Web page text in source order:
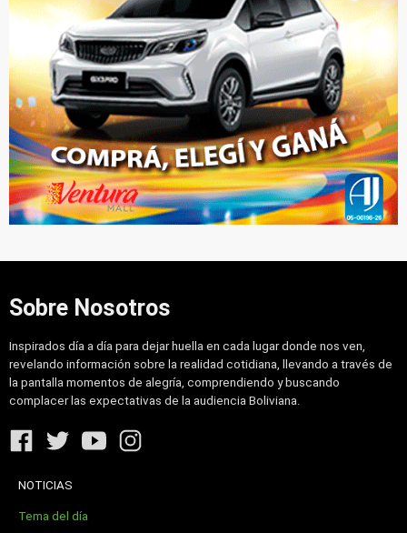
Sobre Nosotros
Inspirados día a día para dejar huella en cada lugar donde nos ven,
revelando información sobre la realidad cotidiana, llevando a través de
la pantalla momentos de alegría, comprendiendo y buscando
complacer las expectativas de la audiencia Boliviana.
NOTICIAS
Tema del día